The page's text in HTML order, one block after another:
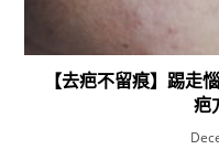
【去疤不留痕】踢走
疤